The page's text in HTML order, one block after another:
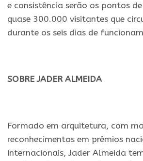
e consistência serão os pontos
quase 300.000 visitantes que
durante os seis dias de
SOBRE JADER ALMEIDA
Formado em arquitetura, com
reconhecimentos em prêmios
internacionais, Jader Almeida